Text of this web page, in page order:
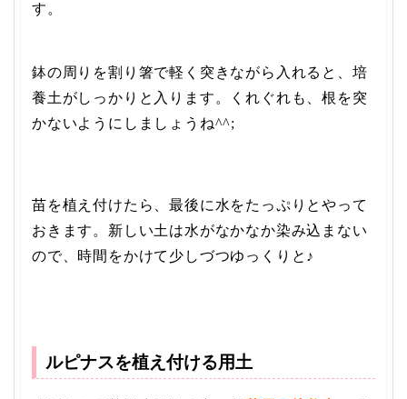
す。
鉢の周りを割り箸で軽く突きながら入れると、培
養土がしっかりと入ります。くれぐれも、根を突
かないようにしましょうね^^;
苗を植え付けたら、最後に水をたっぷりとやって
おきます。新しい土は水がなかなか染み込まない
ので、時間をかけて少しづつゆっくりと♪
ルピナスを植え付ける用土